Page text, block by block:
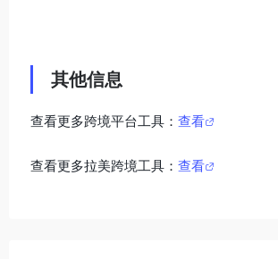
其他信息
查看更多跨境平台工具： 查看
查看更多拉美跨境工具： 查看